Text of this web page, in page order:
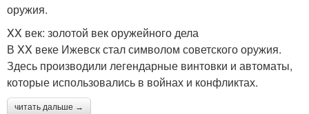
оружия.
XX век: золотой век оружейного дела
В XX веке Ижевск стал символом советского оружия.
Здесь производили легендарные винтовки и автоматы,
которые использовались в войнах и конфликтах.
читать дальше →